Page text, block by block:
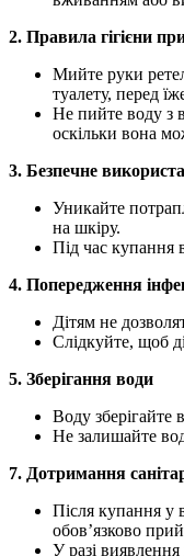
2. Правила гігієни
Мийте руки
туалету, перед
Не пийте воду з
оскільки вона
3. Безпечне
Уникайте
на шкіру.
Під час купання
4. Попередження
Дітям не
Слідкуйте, щоб
5. Зберігання води
Воду зберігайте
Не залишайте
7. Дотримання
Після купання у
обов’язково
У разі